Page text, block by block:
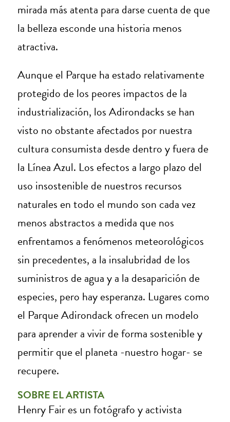
mirada más atenta para darse cuenta de que
la belleza esconde una historia menos
atractiva.
Aunque el Parque ha estado relativamente
protegido de los peores impactos de la
industrialización, los Adirondacks se han
visto no obstante afectados por nuestra
cultura consumista desde dentro y fuera de
la Línea Azul. Los efectos a largo plazo del
uso insostenible de nuestros recursos
naturales en todo el mundo son cada vez
menos abstractos a medida que nos
enfrentamos a fenómenos meteorológicos
sin precedentes, a la insalubridad de los
suministros de agua y a la desaparición de
especies, pero hay esperanza. Lugares como
el Parque Adirondack ofrecen un modelo
para aprender a vivir de forma sostenible y
permitir que el planeta -nuestro hogar- se
recupere.
SOBRE EL ARTISTA
Henry Fair es un fotógrafo y activista